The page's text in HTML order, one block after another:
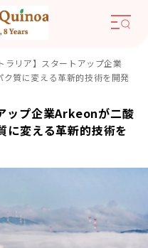
ラリア】スタートアップ企業
質に変える革新的技術を開発
ップ企業Arkeonが二酸
に変える革新的技術を